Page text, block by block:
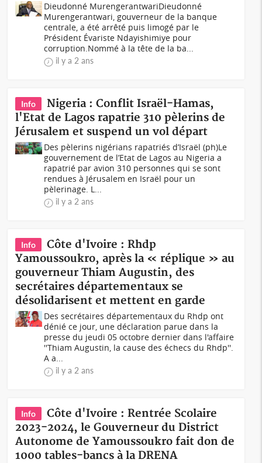
Dieudonné MurengerantwariDieudonné
Murengerantwari, gouverneur de la banque
centrale, a été arrêté puis limogé par le
Président Évariste Ndayishimiye pour
corruption.Nommé à la tête de la ba...
il y a 2 ans
Info
Nigeria : Conflit Israël-Hamas,
l'Etat de Lagos rapatrie 310 pèlerins de
Jérusalem et suspend un vol départ
Des pèlerins nigérians rapatriés d’Israël (ph)Le
gouvernement de l’Etat de Lagos au Nigeria a
rapatrié par avion 310 personnes qui se sont
rendues à Jérusalem en Israël pour un
pèlerinage. L...
il y a 2 ans
Info
Côte d'Ivoire : Rhdp
Yamoussoukro, après la « réplique » au
gouverneur Thiam Augustin, des
secrétaires départementaux se
désolidarisent et mettent en garde
Des secrétaires départementaux du Rhdp ont
dénié ce jour, une déclaration parue dans la
presse du jeudi 05 octobre dernier dans l'affaire
''Thiam Augustin, la cause des échecs du Rhdp''.
A a...
il y a 2 ans
Info
Côte d'Ivoire : Rentrée Scolaire
2023-2024, le Gouverneur du District
Autonome de Yamoussoukro fait don de
1000 tables-bancs à la DRENA